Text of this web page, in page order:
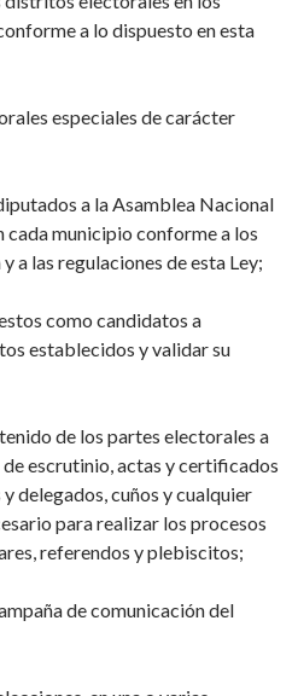
a lo dispuesto en esta
especiales de carácter
a la Asamblea Nacional
cada municipio conforme a los
a las regulaciones de esta Ley;
como candidatos a
establecidos y validar su
de los partes electorales a
escrutinio, actas y certificados
delegados, cuños y cualquier
para realizar los procesos
referendos y plebiscitos;
de comunicación del